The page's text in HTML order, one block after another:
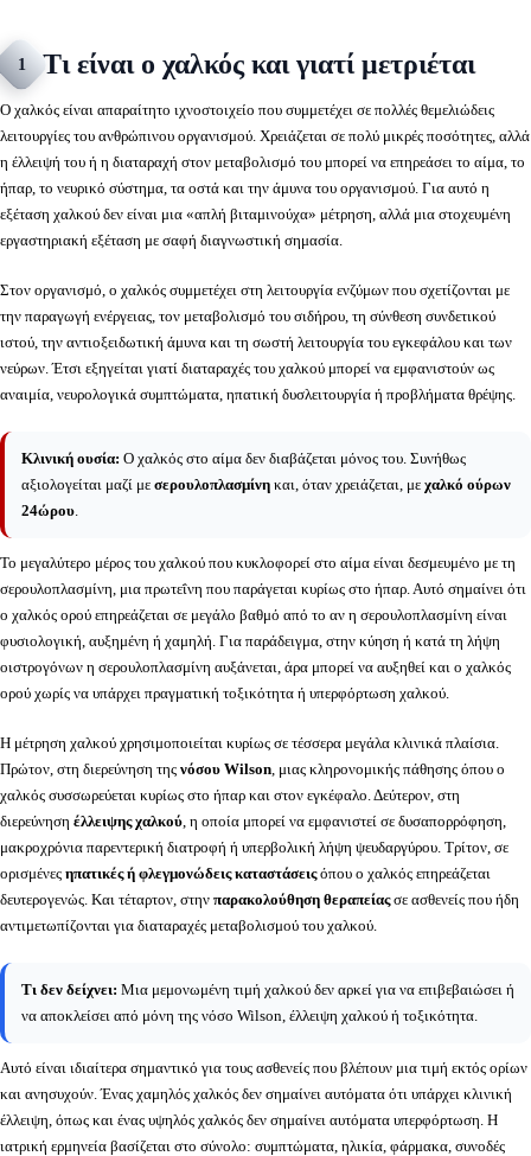
1 Τι είναι ο χαλκός και γιατί μετριέται
Ο χαλκός είναι απαραίτητο ιχνοστοιχείο που συμμετέχει σε πολλές θεμελιώδεις
λειτουργίες του ανθρώπινου οργανισμού. Χρειάζεται σε πολύ μικρές ποσότητες, αλλά
η έλλειψή του ή η διαταραχή στον μεταβολισμό του μπορεί να επηρεάσει το αίμα, το
ήπαρ, το νευρικό σύστημα, τα οστά και την άμυνα του οργανισμού. Για αυτό η
εξέταση χαλκού δεν είναι μια «απλή βιταμινούχα» μέτρηση, αλλά μια στοχευμένη
εργαστηριακή εξέταση με σαφή διαγνωστική σημασία.
Στον οργανισμό, ο χαλκός συμμετέχει στη λειτουργία ενζύμων που σχετίζονται με
την παραγωγή ενέργειας, τον μεταβολισμό του σιδήρου, τη σύνθεση συνδετικού
ιστού, την αντιοξειδωτική άμυνα και τη σωστή λειτουργία του εγκεφάλου και των
νεύρων. Έτσι εξηγείται γιατί διαταραχές του χαλκού μπορεί να εμφανιστούν ως
αναιμία, νευρολογικά συμπτώματα, ηπατική δυσλειτουργία ή προβλήματα θρέψης.
Κλινική ουσία: Ο χαλκός στο αίμα δεν διαβάζεται μόνος του. Συνήθως
αξιολογείται μαζί με σερουλοπλασμίνη και, όταν χρειάζεται, με χαλκό ούρων
24ώρου.
Το μεγαλύτερο μέρος του χαλκού που κυκλοφορεί στο αίμα είναι δεσμευμένο με τη
σερουλοπλασμίνη, μια πρωτεΐνη που παράγεται κυρίως στο ήπαρ. Αυτό σημαίνει ότι
ο χαλκός ορού επηρεάζεται σε μεγάλο βαθμό από το αν η σερουλοπλασμίνη είναι
φυσιολογική, αυξημένη ή χαμηλή. Για παράδειγμα, στην κύηση ή κατά τη λήψη
οιστρογόνων η σερουλοπλασμίνη αυξάνεται, άρα μπορεί να αυξηθεί και ο χαλκός
ορού χωρίς να υπάρχει πραγματική τοξικότητα ή υπερφόρτωση χαλκού.
Η μέτρηση χαλκού χρησιμοποιείται κυρίως σε τέσσερα μεγάλα κλινικά πλαίσια.
Πρώτον, στη διερεύνηση της νόσου Wilson, μιας κληρονομικής πάθησης όπου ο
χαλκός συσσωρεύεται κυρίως στο ήπαρ και στον εγκέφαλο. Δεύτερον, στη
διερεύνηση έλλειψης χαλκού, η οποία μπορεί να εμφανιστεί σε δυσαπορρόφηση,
μακροχρόνια παρεντερική διατροφή ή υπερβολική λήψη ψευδαργύρου. Τρίτον, σε
ορισμένες ηπατικές ή φλεγμονώδεις καταστάσειςόπου ο χαλκός επηρεάζεται
δευτερογενώς. Και τέταρτον, στην παρακολούθηση θεραπείαςσε ασθενείς που ήδη
αντιμετωπίζονται για διαταραχές μεταβολισμού του χαλκού.
Τι δεν δείχνει: Μια μεμονωμένη τιμή χαλκού δεν αρκεί για να επιβεβαιώσει ή
να αποκλείσει από μόνη της νόσο Wilson, έλλειψη χαλκού ή τοξικότητα.
Αυτό είναι ιδιαίτερα σημαντικό για τους ασθενείς που βλέπουν μια τιμή εκτός ορίων
και ανησυχούν. Ένας χαμηλός χαλκός δεν σημαίνει αυτόματα ότι υπάρχει κλινική
έλλειψη, όπως και ένας υψηλός χαλκός δεν σημαίνει αυτόματα υπερφόρτωση. Η
ιατρική ερμηνεία βασίζεται στο σύνολο: συμπτώματα, ηλικία, φάρμακα, συνοδές